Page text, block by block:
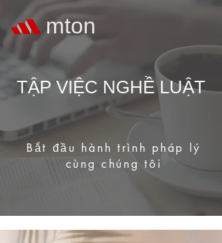
mton
TẬP VIỆC NGHỀ LUẬT
Bắt đầu hành trình pháp lý
cùng chúng tôi